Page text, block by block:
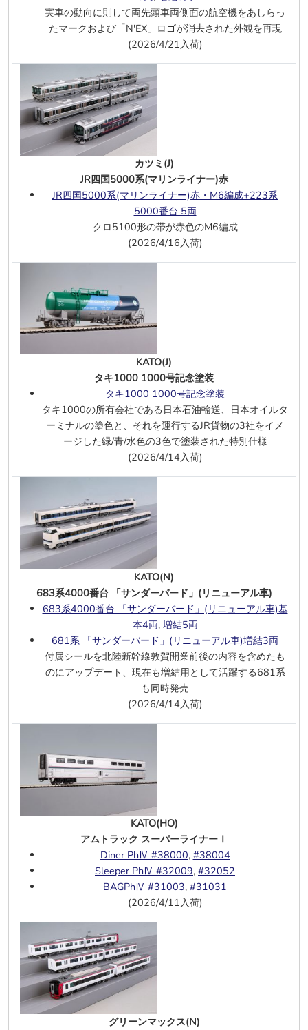
青い森鉄道 青い森703系 2両M付
FAB(J)
6/22
入荷しました
U-TRAINS(J)
キハ28形8個ベンチレーター 冷房改造
車 A寒地C2 M無
6/20
入荷しました
エンドウ(J)
500系新幹線 V編成8両 JR西日本 山陽
新幹線
6/19
ムサシノモデル(J)
EF15 93号機 高崎第二
EF13 7号機 立川
EF15 143号機 長岡
DD51 1000番台 (JR西日本仕様 クーラ
ー搭載車)
名鉄9500系(6次車）基本4両
両
名鉄9100系(5次車）基本2両
両
ポポンデッタ(N)
阪神5700系
阪神5700系(側面上部車番付）4両
受賞ラッピング 4両
6/16
アーノルド(N)
103 233-3 DB AG エポックⅤ
DCC・サウンド仕様
BR403 ICE3 8両セット 最高速度記録
達成車エポックⅥ
103 225-6 DB エポックⅣ、DCC・サ
ウンド仕様
D.445 XMPR色 エポックⅤ、DCC・サ
ウンド仕様
132 089-4 DR エポックⅣ、DCC・サ
ウンド仕様
232 573-6 DB Cargo エポックⅤ-Ⅵ
ポックⅣ
ICE客車 Wawel 4両セット エポックⅥ
ポックⅥ、
2軸タンク車 Agip 2両 FS エポックⅣ
2軸タンク車 AGA 2両 エポックⅣ
2軸タンク車 Saltra 2両 RENFE エポッ
クⅣーⅤ
KATO(N)
両
増結3両
KATO(J)
DD51 北斗星色
PLUM(J)
209系 南武線 6両
実車の動向に則して両先頭車両側面の航空機をあしらっ
たマークおよび「N'EX」ロゴが消去された外観を再現
(2026/4/21入荷)
カツミ(J)
JR四国5000系(マリンライナー)赤
JR四国5000系(マリンライナー)赤・M6編成+223系
5000番台 5両
クロ5100形の帯が赤色のM6編成
(2026/4/16入荷)
KATO(J)
タキ1000 1000号記念塗装
タキ1000 1000号記念塗装
タキ1000の所有会社である日本石油輸送、日本オイルタ
ーミナルの塗色と、それを運行するJR貨物の3社をイメ
ージした緑/青/水色の3色で塗装された特別仕様
(2026/4/14入荷)
KATO(N)
683系4000番台 「サンダーバード」(リニューアル車)
683系4000番台 「サンダーバード」(リニューアル車)基
本4両,増結5両
681系 「サンダーバード」(リニューアル車)増結3両
付属シールを北陸新幹線敦賀開業前後の内容を含めたも
のにアップデート、現在も増結用として活躍する681系
も同時発売
(2026/4/14入荷)
KATO(HO)
アムトラック スーパーライナーⅠ
Diner PhⅣ #38000, #38004
Sleeper PhⅣ #32009, #32052
BAGPhⅣ #31003, #31031
(2026/4/11入荷)
グリーンマックス(N)